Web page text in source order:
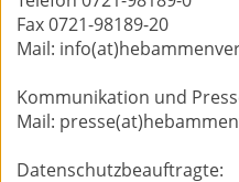
Fax 0721-98189-20
Mail: info(at)
Kommunikation und
Mail: presse(at)
Datenschutzbeauftragte: